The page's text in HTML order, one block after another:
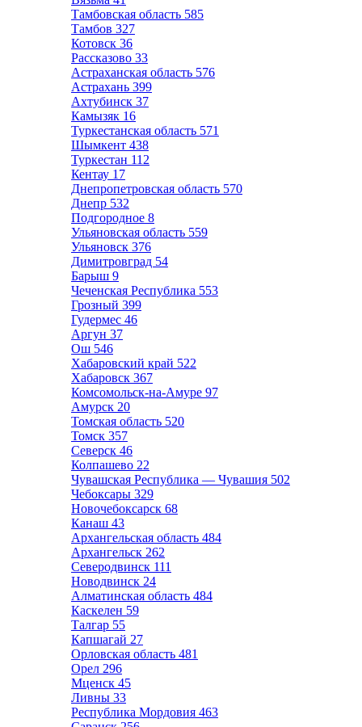
Тамбовская область 585
Тамбов 327
Котовск 36
Рассказово 33
Астраханская область 576
Астрахань 399
Ахтубинск 37
Камызяк 16
Туркестанская область 571
Шымкент 438
Туркестан 112
Кентау 17
Днепропетровская область 570
Днепр 532
Подгородное 8
Ульяновская область 559
Ульяновск 376
Димитровград 54
Барыш 9
Чеченская Республика 553
Грозный 399
Гудермес 46
Аргун 37
Ош 546
Хабаровский край 522
Хабаровск 367
Комсомольск-на-Амуре 97
Амурск 20
Томская область 520
Томск 357
Северск 46
Колпашево 22
Чувашская Республика — Чувашия 502
Чебоксары 329
Новочебоксарск 68
Канаш 43
Архангельская область 484
Архангельск 262
Северодвинск 111
Новодвинск 24
Алматинская область 484
Каскелен 59
Талгар 55
Капшагай 27
Орловская область 481
Орел 296
Мценск 45
Ливны 33
Республика Мордовия 463